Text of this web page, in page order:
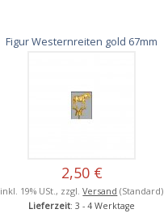
Figur Westernreiten gold 67mm
2,50 €
inkl. 19% USt., zzgl.Versand (Standard)
Lieferzeit: 3 - 4 Werktage